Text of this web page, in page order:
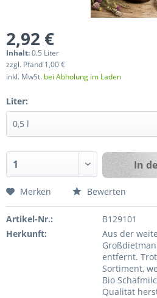
2,92 €
Inhalt:0.5 Liter
zzgl. Pfand 1,00 €
inkl. MwSt. bei Abholung im Laden
Liter:
In
Merken Bewerten
Artikel-Nr.:
B129101
Herkunft:
Aus der
entfernt.
Sortiment,
Bio
Qualität